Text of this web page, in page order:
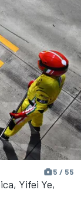
5 / 55
Yifei Ye,